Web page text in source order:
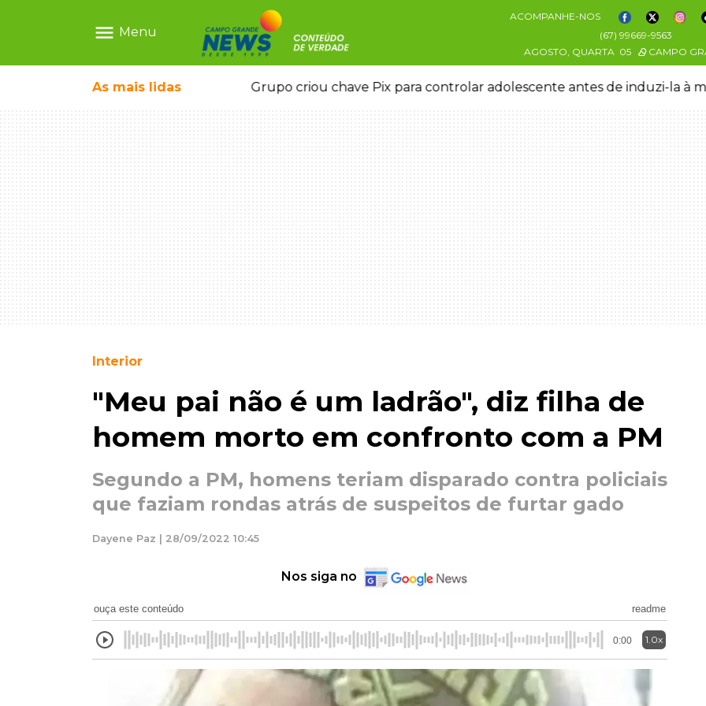
menu Menu
ACOMPANHE-NOS
(67) 99669-9563
AGOSTO, QUARTA 05 CAMPO
As mais lidas
deixou 4 mortos e 8 feridos Grupo criou chave Pix para controlar adolescente antes de induzi-la à
Interior
"Meu pai não é um ladrão", diz filha de
homem morto em confronto com a PM
Segundo a PM, homens teriam disparado contra policiais
que faziam rondas atrás de suspeitos de furtar gado
Dayene Paz | 28/09/2022 10:45
Nos siga no
ouça este conteúdo readme
0:00 1.0x